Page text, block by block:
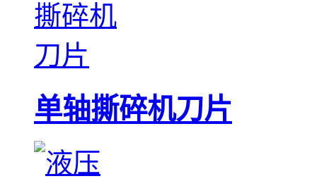
单轴撕碎机刀片